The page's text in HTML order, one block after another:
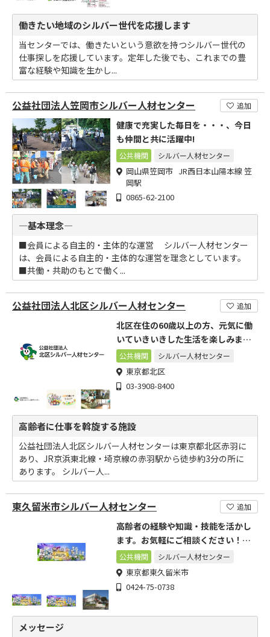
働きたい地域のシルバー世代を応援します
当センターでは、働きたいという意欲を持つシルバー世代の
仕事探しを応援しています。定年した後でも、これまでの豊
富な経験や知識を生かし...
公益社団法人笠岡市シルバー人材センター 追加
健康で充実した毎日を・・・、今日
も仲間と共に活躍中!
公共機関 シルバー人材センター
岡山県笠岡市 JR西日本山陽本線 笠
岡駅
0865-62-2100
―基本理念―
■会員による自主的・主体的な運営 シルバー人材センター
は、会員による自主的・主体的な運営を理念としています。
■共働・共助のもとで働く...
公益社団法人北区シルバー人材センター 追加
北区在住の60歳以上の方、元気に働
いていきいきした生活を楽しみませ
んか
公共機関 シルバー人材センター
東京都北区
03-3908-8400
高齢者に仕事を斡旋する施設
公益社団法人北区シルバー人材センターは東京都北区赤羽に
あり、JR京浜東北線・埼京線の赤羽駅から徒歩約3分の所に
あります。 シルバー人...
東久留米市シルバー人材センター 追加
高齢者の経験や知識・技能を活かし
ます。お気軽にご相談ください！お
見積りは無料です。
公共機関 シルバー人材センター
東京都東久留米市
0424-75-0738
メッセージ